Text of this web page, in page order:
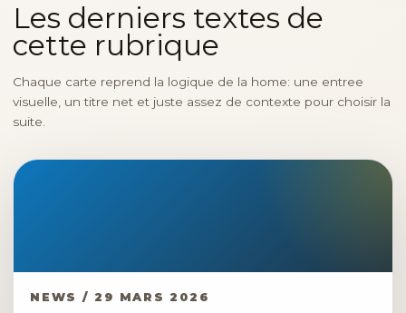
Les derniers textes de
cette rubrique
Chaque carte reprend la logique de la home: une entree
visuelle, un titre net et juste assez de contexte pour choisir la
suite.
NEWS / 29 MARS 2026